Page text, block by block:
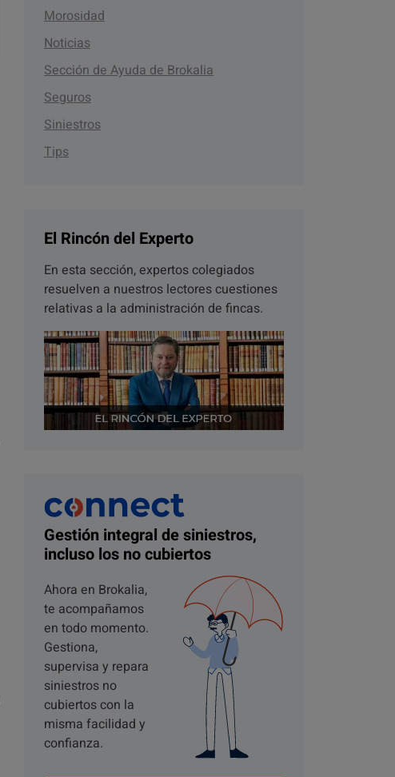
Morosidad
Noticias
Sección de Ayuda de Brokalia
Seguros
Siniestros
Tips
El Rincón del Experto
En esta sección, expertos colegiados
resuelven a nuestros lectores cuestiones
relativas a la administración de fincas.
Gestión integral de siniestros,
incluso los no cubiertos
Ahora en Brokalia,
te acompañamos
en todo momento.
Gestiona,
supervisa y repara
siniestros no
cubiertos con la
misma facilidad y
confianza.